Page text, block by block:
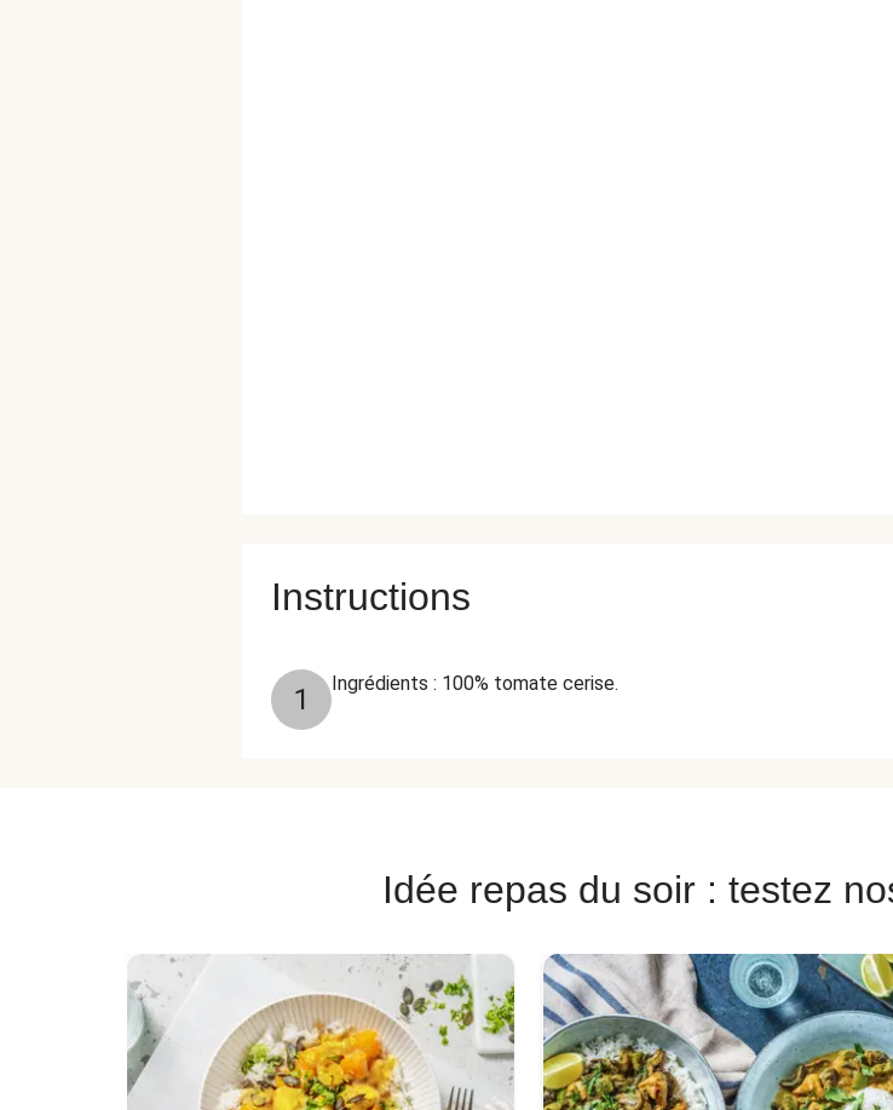
Instructions
1 Ingrédients : 100% tomate cerise.
Idée repas du soir : testez